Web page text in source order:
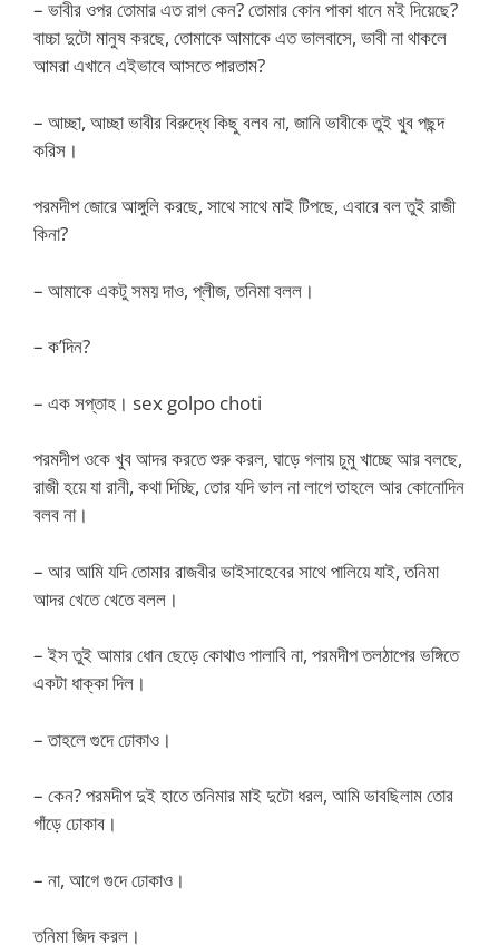
– ভাবীর ওপর তোমার এত রাগ কেন? তোমার কোন পাকা ধানে মই দিয়েছে?
বাচ্চা দুটো মানুষ করছে, তোমাকে আমাকে এত ভালবাসে, ভাবী না থাকলে
আমরা এখানে এইভাবে আসতে পারতাম?
– আচ্ছা, আচ্ছা ভাবীর বিরুদ্ধে কিছু বলব না, জানি ভাবীকে তুই খুব পছন্দ
করিস।
পরমদীপ জোরে আঙ্গুলি করছে, সাথে সাথে মাই টিপছে, এবারে বল তুই রাজী
কিনা?
– আমাকে একটু সময় দাও, প্লীজ, তনিমা বলল।
– ক’দিন?
– এক সপ্তাহ। sex golpo choti
পরমদীপ ওকে খুব আদর করতে শুরু করল, ঘাড়ে গলায় চুমু খাচ্ছে আর বলছে,
রাজী হয়ে যা রানী, কথা দিচ্ছি, তোর যদি ভাল না লাগে তাহলে আর কোনোদিন
বলব না।
– আর আমি যদি তোমার রাজবীর ভাইসাহেবের সাথে পালিয়ে যাই, তনিমা
আদর খেতে খেতে বলল।
– ইস তুই আমার ধোন ছেড়ে কোথাও পালাবি না, পরমদীপ তলঠাপের ভঙ্গিতে
একটা ধাক্কা দিল।
– তাহলে গুদে ঢোকাও।
– কেন? পরমদীপ দুই হাতে তনিমার মাই দুটো ধরল, আমি ভাবছিলাম তোর
গাঁড়ে ঢোকাব।
– না, আগে গুদে ঢোকাও।
তনিমা জিদ করল।